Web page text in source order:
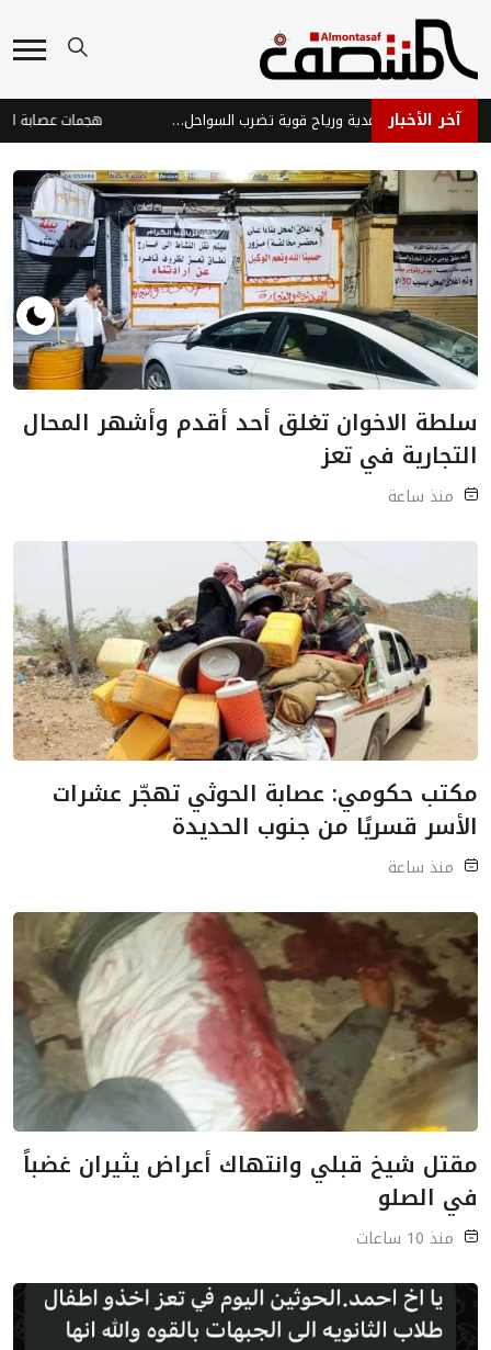
آخر الأخبار طقس متقلب: أمطار رعدية ورياح قوية تضرب السواحل والمرتفعات
سلطة الاخوان تغلق أحد أقدم وأشهر المحال
التجارية في تعز
منذ ساعة
مكتب حكومي: عصابة الحوثي تهجّر عشرات
الأسر قسريًا من جنوب الحديدة
منذ ساعة
مقتل شيخ قبلي وانتهاك أعراض يثيران غضباً
في الصلو
منذ 10 ساعات